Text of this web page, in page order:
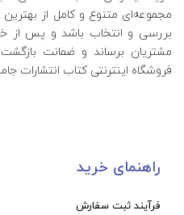
مجموعه‌ای متنوع و کامل از بهترین
بررسی و انتخاب باشد و پس از
مشتریان برساند و ضمانت
فروشگاه اینترنتی کتاب انتشارات
راهنمای خرید
فرآیند ثبت سفارش